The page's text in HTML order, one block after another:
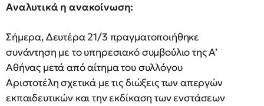
Αναλυτικά η ανακοίνωση:
Σήμερα, Δευτέρα 21/3 πραγματοποιήθηκε
συνάντηση με το υπηρεσιακό συμβούλιο της Α’
Αθήνας μετά από αίτημα του συλλόγου
Αριστοτέλη σχετικά με τις διώξεις των απεργών
εκπαιδευτικών και την εκδίκαση των ενστάσεων